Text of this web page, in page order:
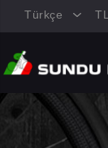
Türkçe TL